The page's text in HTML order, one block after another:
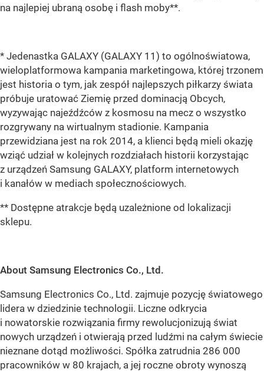
na najlepiej ubraną osobę i flash moby**.
* Jedenastka GALAXY (GALAXY 11) to ogólnoświatowa,
wieloplatformowa kampania marketingowa, której trzonem
jest historia o tym, jak zespół najlepszych piłkarzy świata
próbuje uratować Ziemię przed dominacją Obcych,
wyzywając najeźdźców z kosmosu na mecz o wszystko
rozgrywany na wirtualnym stadionie. Kampania
przewidziana jest na rok 2014, a klienci będą mieli okazję
wziąć udział w kolejnych rozdziałach historii korzystając
z urządzeń Samsung GALAXY, platform internetowych
i kanałów w mediach społecznościowych.
** Dostępne atrakcje będą uzależnione od lokalizacji
sklepu.
About Samsung Electronics Co., Ltd.
Samsung Electronics Co., Ltd. zajmuje pozycję światowego
lidera w dziedzinie technologii. Liczne odkrycia
i nowatorskie rozwiązania firmy rewolucjonizują świat
nowych urządzeń i otwierają przed ludźmi na całym świecie
nieznane dotąd możliwości. Spółka zatrudnia 286 000
pracowników w 80 krajach, a jej roczne obroty wynoszą